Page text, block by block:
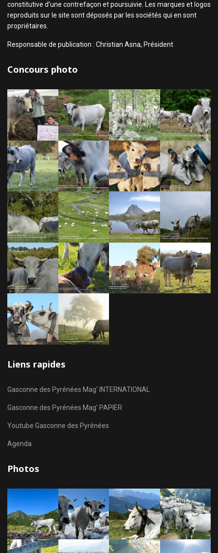
constitutive d’une contrefaçon et poursuivie. Les marques et logos
reproduits sur le site sont déposés par les sociétés qui en sont
propriétaires.
Responsable de publication : Christian Asna, Président
Concours photo
Liens rapides
Gasconne des Pyrénées Mag' INTERNATIONAL
Gasconne des Pyrénées Mag' PAPIER
Youtube Gasconne des Pyrénées
Agenda
Photos